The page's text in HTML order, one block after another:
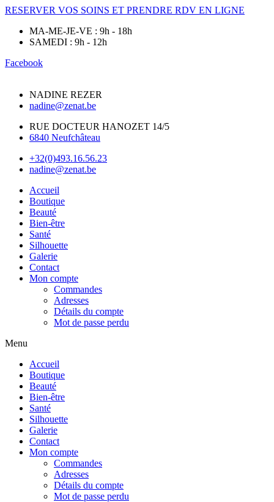
RESERVER VOS SOINS ET PRENDRE RDV EN LIGNE
MA-ME-JE-VE : 9h - 18h
SAMEDI : 9h - 12h
Facebook
NADINE REZER
nadine@zenat.be
RUE DOCTEUR HANOZET 14/5
6840 Neufchâteau
+32(0)493.16.56.23
nadine@zenat.be
Accueil
Boutique
Beauté
Bien-être
Santé
Silhouette
Galerie
Contact
Mon compte
Commandes
Adresses
Détails du compte
Mot de passe perdu
Menu
Accueil
Boutique
Beauté
Bien-être
Santé
Silhouette
Galerie
Contact
Mon compte
Commandes
Adresses
Détails du compte
Mot de passe perdu